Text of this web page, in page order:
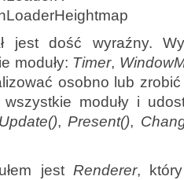
jest dość wyraźny.
moduły: Timer,
osobno lub
moduły i
Update(),Present(),
jest Renderer,